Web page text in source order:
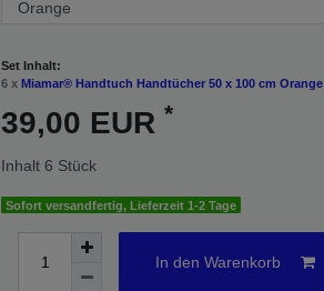
Set Inhalt:
6 x Miamar® Handtuch Handtücher 50 x 100 cm Orange
39,00 EUR *
Inhalt 6 Stück
Sofort versandfertig, Lieferzeit 1-2 Tage
In den Warenkorb